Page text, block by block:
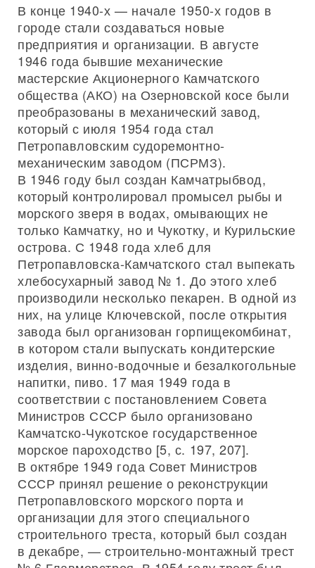
В конце 1940-х — начале 1950-х годов в
городе стали создаваться новые
предприятия и организации. В августе
1946 года бывшие механические
мастерские Акционерного Камчатского
общества (АКО) на Озерновской косе были
преобразованы в механический завод,
который с июля 1954 года стал
Петропавловским судоремонтно-
механическим заводом (ПСРМЗ).
В 1946 году был создан Камчатрыбвод,
который контролировал промысел рыбы и
морского зверя в водах, омывающих не
только Камчатку, но и Чукотку, и Курильские
острова. С 1948 года хлеб для
Петропавловска-Камчатского стал выпекать
хлебосухарный завод № 1. До этого хлеб
производили несколько пекарен. В одной из
них, на улице Ключевской, после открытия
завода был организован горпищекомбинат,
в котором стали выпускать кондитерские
изделия, винно-водочные и безалкогольные
напитки, пиво. 17 мая 1949 года в
соответствии с постановлением Совета
Министров СССР было организовано
Камчатско-Чукотское государственное
морское пароходство [5, с. 197, 207].
В октябре 1949 года Совет Министров
СССР принял решение о реконструкции
Петропавловского морского порта и
организации для этого специального
строительного треста, который был создан
в декабре, — строительно-монтажный трест